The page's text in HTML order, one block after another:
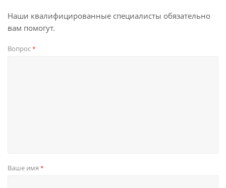
Наши квалифицированные специалисты обязательно
вам помогут.
Вопрос*
Ваше имя *